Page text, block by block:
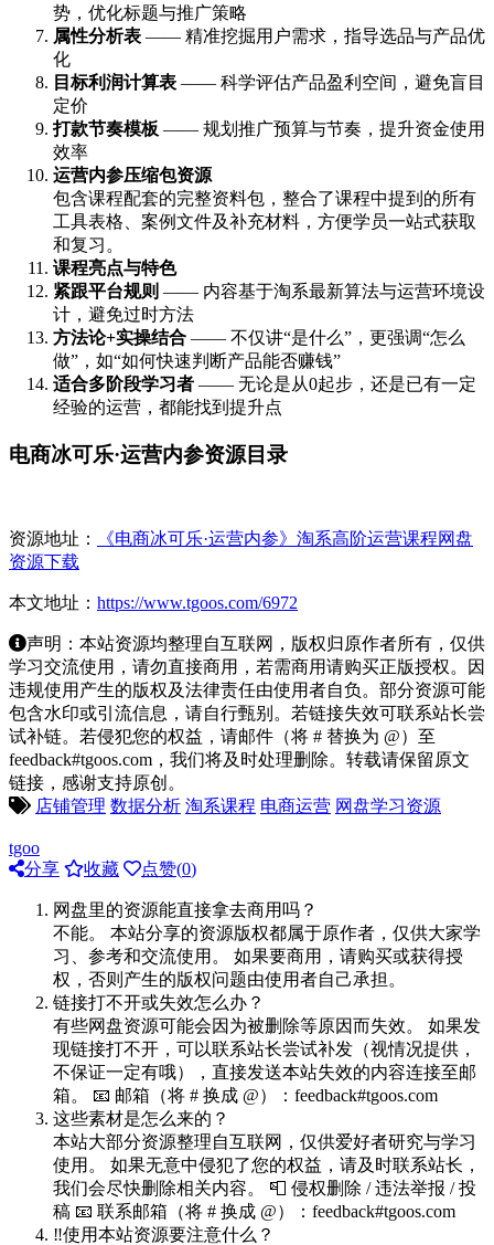
势，优化标题与推广策略
属性分析表 —— 精准挖掘用户需求，指导选品与产品优
化
目标利润计算表 —— 科学评估产品盈利空间，避免盲目
定价
打款节奏模板 —— 规划推广预算与节奏，提升资金使用
效率
运营内参压缩包资源
包含课程配套的完整资料包，整合了课程中提到的所有
工具表格、案例文件及补充材料，方便学员一站式获取
和复习。
课程亮点与特色
紧跟平台规则 —— 内容基于淘系最新算法与运营环境设
计，避免过时方法
方法论+实操结合 —— 不仅讲“是什么”，更强调“怎么
做”，如“如何快速判断产品能否赚钱”
适合多阶段学习者 —— 无论是从0起步，还是已有一定
经验的运营，都能找到提升点
电商冰可乐·运营内参资源目录
资源地址：
《电商冰可乐·运营内参》淘系高阶运营课程网盘
资源下载
本文地址： https://www.tgoos.com/6972
声明：本站资源均整理自互联网，版权归原作者所有，仅供
学习交流使用，请勿直接商用，若需商用请购买正版授权。因
违规使用产生的版权及法律责任由使用者自负。部分资源可能
包含水印或引流信息，请自行甄别。若链接失效可联系站长尝
试补链。若侵犯您的权益，请邮件（将 # 替换为 @）至
feedback#tgoos.com，我们将及时处理删除。转载请保留原文
链接，感谢支持原创。
店铺管理 数据分析 淘系课程 电商运营 网盘学习资源
tgoo
分享
收藏 点赞(0)
网盘里的资源能直接拿去商用吗？
不能。 本站分享的资源版权都属于原作者，仅供大家学
习、参考和交流使用。 如果要商用，请购买或获得授
权，否则产生的版权问题由使用者自己承担。
链接打不开或失效怎么办？
有些网盘资源可能会因为被删除等原因而失效。 如果发
现链接打不开，可以联系站长尝试补发（视情况提供，
不保证一定有哦），直接发送本站失效的内容连接至邮
箱。 📧 邮箱（将 # 换成 @）：feedback#tgoos.com
这些素材是怎么来的？
本站大部分资源整理自互联网，仅供爱好者研究与学习
使用。 如果无意中侵犯了您的权益，请及时联系站长，
我们会尽快删除相关内容。 📮 侵权删除 / 违法举报 / 投
稿 📧 联系邮箱（将 # 换成 @）：feedback#tgoos.com
‼️使用本站资源要注意什么？